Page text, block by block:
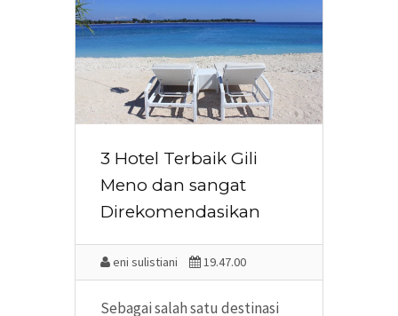
3 Hotel Terbaik Gili
Meno dan sangat
Direkomendasikan
eni sulistiani 19.47.00
Sebagai salah satu destinasi